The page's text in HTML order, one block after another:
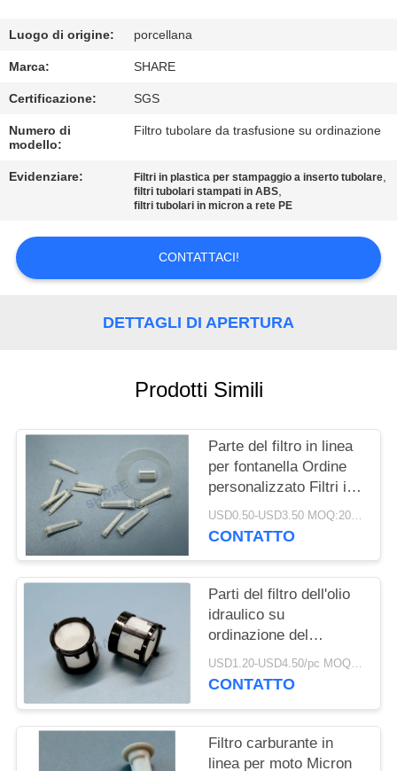
CONTROLLO
DELLA
QUALITÀ
CONTATTACI
NOTIZIE
MAPPA
DEL
SITO
PRIVACY
Luogo di origine: porcellana
Marca: SHARE
Certificazione: SGS
Numero di
modello:
Filtro tubolare da trasfusione su ordinazione
Evidenziare: Filtri in plastica per stampaggio a inserto tubolare,
filtri tubolari stampati in ABS,
filtri tubolari in micron a rete PE
CONTATTACI!
DETTAGLI DI APERTURA
Prodotti Simili
Parte del filtro in linea
per fontanella Ordine
personalizzato Filtri in
plastica stampati con
inserto in rete
USD0.50-USD3.50 MOQ:200pcs
CONTATTO
Parti del filtro dell'olio
idraulico su
ordinazione del
motociclo del filtro di
pressione della pompa
USD1.20-USD4.50/pc MOQ:200pcs
CONTATTO
Filtro carburante in
linea per moto Micron